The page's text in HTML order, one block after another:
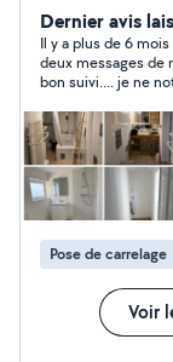
professionnel,
pour adapter
surcoûts, et
que sa soit sur
Garantie
Dernier avis
Il y a plus de 6 mois
deux messages de ma part avant sa
bon suivi.... je ne note pas la qualité du travail
Pose de carrelage
Voir